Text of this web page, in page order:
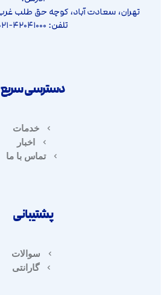
تلفن: ۴۲۰۴۱۰۰۰-۰۲۱
دسترسی سریع
خدمات
اخبار
تماس با ما
پشتیبانی
سوالات
گارانتی